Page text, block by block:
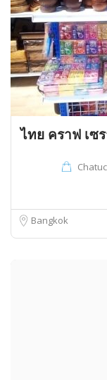
ไทย คราฟ เซ
Bangkok